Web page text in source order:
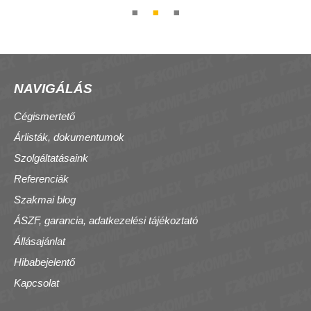
NAVIGÁLÁS
Cégismertető
Árlisták, dokumentumok
Szolgáltatásaink
Referenciák
Szakmai blog
ÁSZF, garancia, adatkezelési tájékoztató
Állásajánlat
Hibabejelentő
Kapcsolat